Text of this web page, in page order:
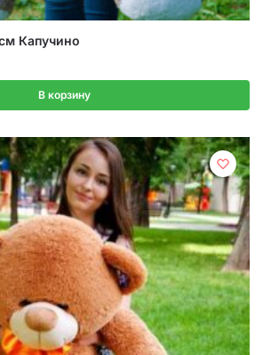
Капучино
В корзину